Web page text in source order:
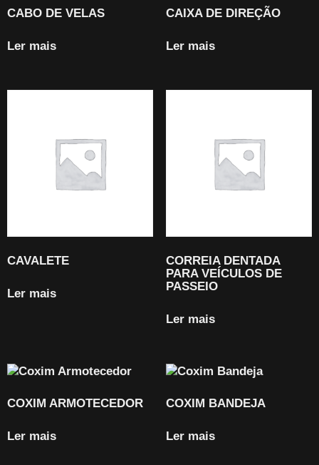
CABO DE VELAS
Ler mais
CAIXA DE DIREÇÃO
Ler mais
CAVALETE
Ler mais
CORREIA DENTADA
PARA VEÍCULOS DE
PASSEIO
Ler mais
COXIM ARMOTECEDOR
Ler mais
COXIM BANDEJA
Ler mais